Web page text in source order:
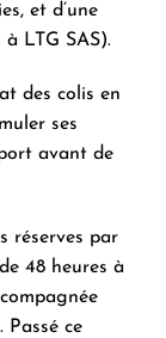
et d’une
LTG SAS).
des colis en
ses
avant de
réserves par
48 heures à
Passé ce